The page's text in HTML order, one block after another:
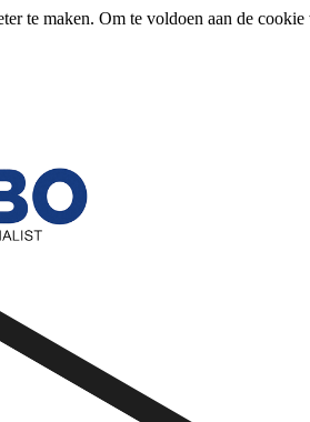
te maken. Om te voldoen aan de